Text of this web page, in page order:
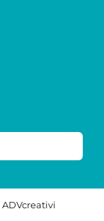
ADVcreativi